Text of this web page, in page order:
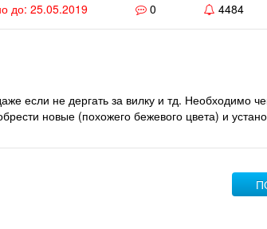
до: 25.05.2019 0 4484
если не дергать за вилку и тд. Необходимо
новые (похожего бежевого цвета) и